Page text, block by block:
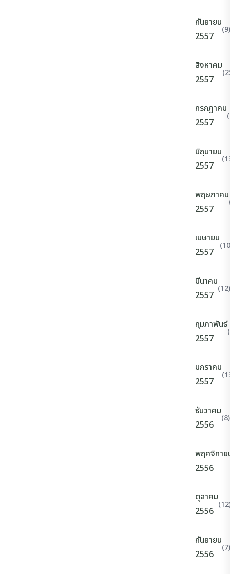
กันยายน
2557
(9)
สิงหาคม
2557
กรกฎาคม
2557
มิถุนายน
2557
พฤษภาคม
2557
เมษายน
2557
มีนาคม
2557
(12)
กุมภาพันธ์
2557
มกราคม
2557
ธันวาคม
2556
(8)
พฤศจิกาย
2556
ตุลาคม
2556
กันยายน
2556
(7)